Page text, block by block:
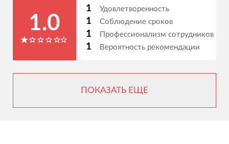
1.0
1 Удовлетворенность
1 Соблюдение сроков
1 Профессионализм сотрудников
1 Вероятность рекомендации
ПОКАЗАТЬ ЕЩЕ